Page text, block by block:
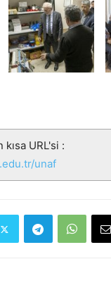
URL'si :
unaf